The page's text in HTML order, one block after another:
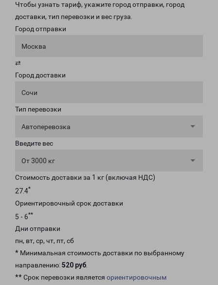
Чтобы узнать тариф, укажите город отправки, город
доставки, тип перевозки и вес груза.
Город отправки
Москва
⇄
Город доставки
Сочи
Тип перевозки
Автоперевозка
Введите вес
От 3000 кг
Стоимость доставки за 1 кг (включая НДС)
27.4*
Ориентировочный срок доставки
5 - 6**
Дни отправки
пн, вт, ср, чт, пт, сб
* Минимальная стоимость доставки по выбранному
направлению: 520 руб.
** Срок перевозки является ориентировочным